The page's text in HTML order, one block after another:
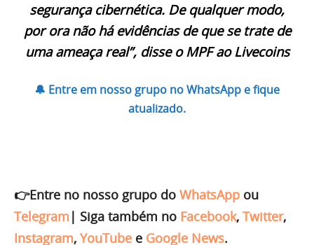
segurança cibernética. De qualquer modo,
por ora não há evidências de que se trate de
uma ameaça real”, disse o MPF ao Livecoins
🔔 Entre em nosso grupo no WhatsApp e fique
atualizado.
👉Entre no nosso grupo do WhatsApp ou
Telegram | Siga também no Facebook, Twitter,
Instagram, YouTube e Google News.